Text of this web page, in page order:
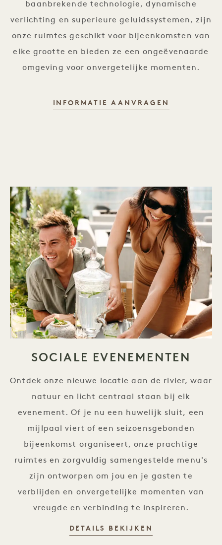
baanbrekende technologie, dynamische
verlichting en superieure geluidssystemen, zijn
onze ruimtes geschikt voor bijeenkomsten van
elke grootte en bieden ze een ongeëvenaarde
omgeving voor onvergetelijke momenten.
INFORMATIE AANVRAGEN
SOCIALE EVENEMENTEN
Ontdek onze nieuwe locatie aan de rivier, waar
natuur en licht centraal staan bij elk
evenement. Of je nu een huwelijk sluit, een
mijlpaal viert of een seizoensgebonden
bijeenkomst organiseert, onze prachtige
ruimtes en zorgvuldig samengestelde menu's
zijn ontworpen om jou en je gasten te
verblijden en onvergetelijke momenten van
vreugde en verbinding te inspireren.
DETAILS BEKIJKEN